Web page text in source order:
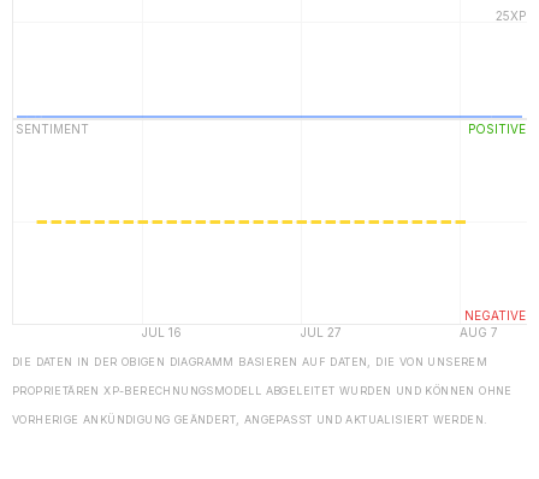
DIE DATEN IN DER OBIGEN DIAGRAMM BASIEREN AUF DATEN, DIE VON UNSEREM
PROPRIETÄREN XP-BERECHNUNGSMODELL ABGELEITET WURDEN UND KÖNNEN OHNE
VORHERIGE ANKÜNDIGUNG GEÄNDERT, ANGEPASST UND AKTUALISIERT WERDEN.